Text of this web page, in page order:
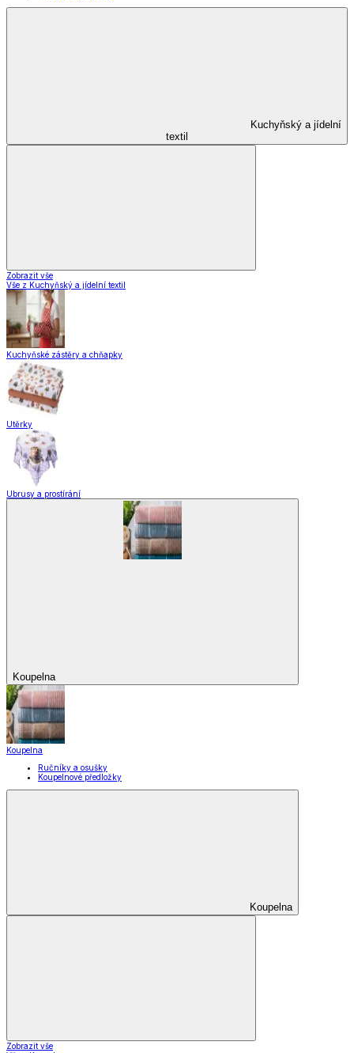
Kuchyňský a jídelní
textil
Zobrazit vše
Vše z Kuchyňský a jídelní textil
Kuchyňské zástěry a chňapky
Utěrky
Ubrusy a prostírání
Koupelna
Koupelna
Ručníky a osušky
Koupelnové předložky
Koupelna
Zobrazit vše